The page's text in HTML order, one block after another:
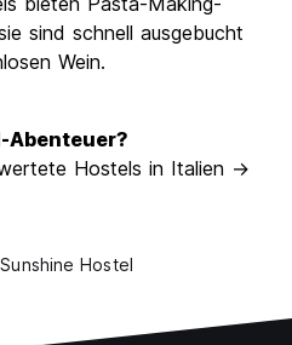
sind schnell ausgebucht
Wein.
Abenteuer?
Hostels in Italien →
Sunshine Hostel